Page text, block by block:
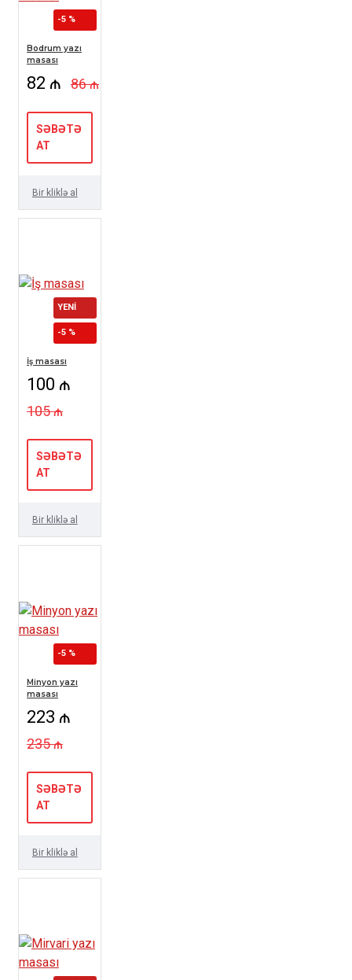
-5 %
Bodrum yazı
masası
82 ₼ 86 ₼
SƏBƏTƏ
AT
Bir kliklə al
YENI
-5 %
İş masası
100 ₼
105 ₼
SƏBƏTƏ
AT
Bir kliklə al
-5 %
Minyon yazı
masası
223 ₼
235 ₼
SƏBƏTƏ
AT
Bir kliklə al